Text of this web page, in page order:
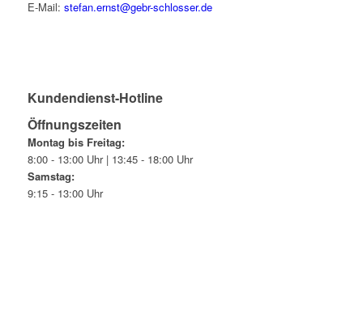
E-Mail: stefan.ernst@gebr-schlosser.de
Kundendienst-Hotline
Öffnungszeiten
Montag bis Freitag:
8:00 - 13:00 Uhr | 13:45 - 18:00 Uhr
Samstag:
9:15 - 13:00 Uhr